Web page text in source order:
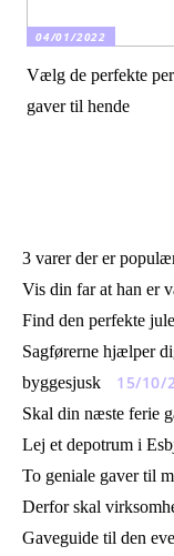
04/01/2022
Vælg de perfekte
gaver til hende
3 varer der er
Vis din far at han er
Find den perfekte
Sagførerne hjælper
byggesjusk
15/10/
Skal din næste ferie
Lej et depotrum i
To geniale gaver til
Derfor skal
Gaveguide til den